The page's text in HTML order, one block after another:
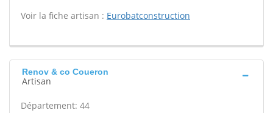
Voir la fiche artisan : Eurobatconstruction
Renov & co Coueron
Artisan
Département: 44